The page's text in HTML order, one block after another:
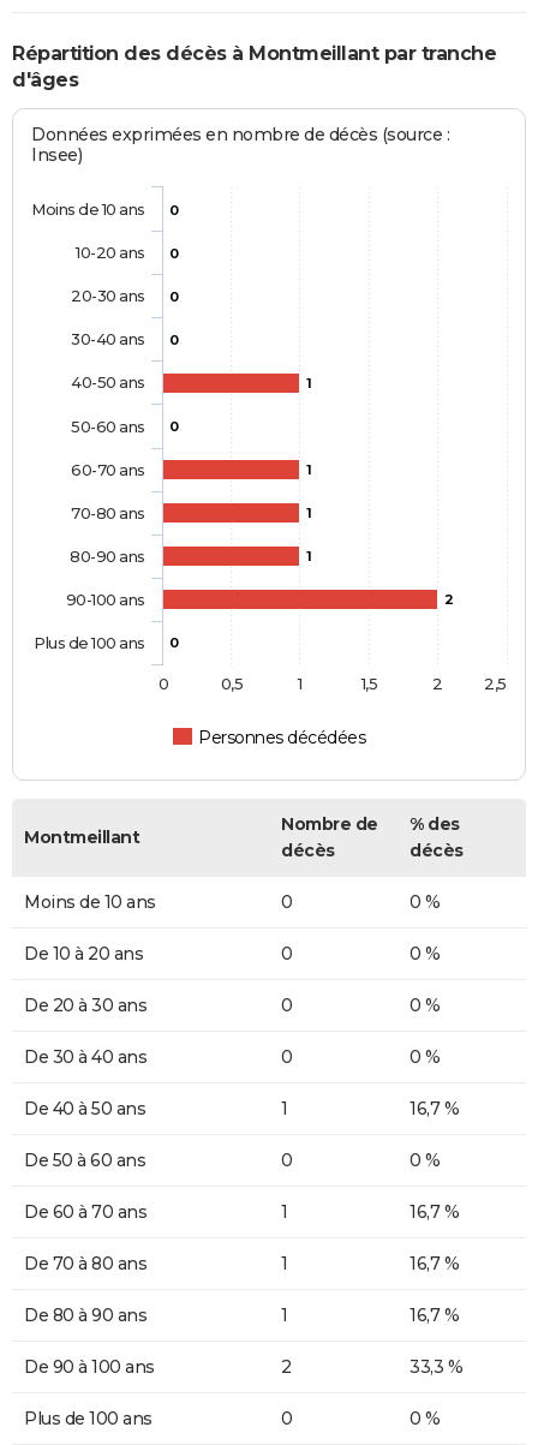
Répartition des décès à Montmeillant par tranche
d'âges
Données exprimées en nombre de décès (source :
Insee)
0
0
0
0
1
0
1
1
1
2
0
Personnes décédées
Moins de 10 ans
10-20 ans
20-30 ans
30-40 ans
40-50 ans
50-60 ans
60-70 ans
70-80 ans
80-90 ans
90-100 ans
Plus de 100 ans
0 0,5 1 1,5 2 2,5
Montmeillant
Nombre de
décès
% des
décès
Moins de 10 ans 0 0 %
De 10 à 20 ans 0 0 %
De 20 à 30 ans 0 0 %
De 30 à 40 ans 0 0 %
De 40 à 50 ans 1 16,7 %
De 50 à 60 ans 0 0 %
De 60 à 70 ans 1 16,7 %
De 70 à 80 ans 1 16,7 %
De 80 à 90 ans 1 16,7 %
De 90 à 100 ans 2 33,3 %
Plus de 100 ans 0 0 %